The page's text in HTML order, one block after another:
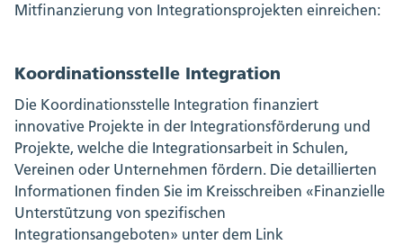
Mitfinanzierung von Integrationsprojekten einreichen:
Koordinationsstelle Integration
Die Koordinationsstelle Integration finanziert
innovative Projekte in der Integrationsförderung und
Projekte, welche die Integrationsarbeit in Schulen,
Vereinen oder Unternehmen fördern. Die detaillierten
Informationen finden Sie im Kreisschreiben «Finanzielle
Unterstützung von spezifischen
Integrationsangeboten» unter dem Link